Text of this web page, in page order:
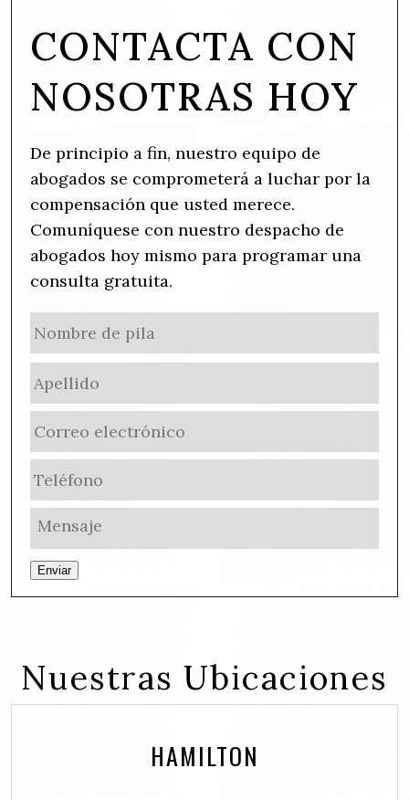
CONTACTA CON
NOSOTRAS HOY
De principio a fin, nuestro equipo de
abogados se comprometerá a luchar por la
compensación que usted merece.
Comuníquese con nuestro despacho de
abogados hoy mismo para programar una
consulta gratuita.
a
m
e
(
R
e
u
i
r
e
d
)
de
E
m
a
i
l
(
R
e
e
d
P
h
o
n
e
(
R
i
r
U
t
i
t
d
(
R
Enviar
Nuestras Ubicaciones
HAMILTON